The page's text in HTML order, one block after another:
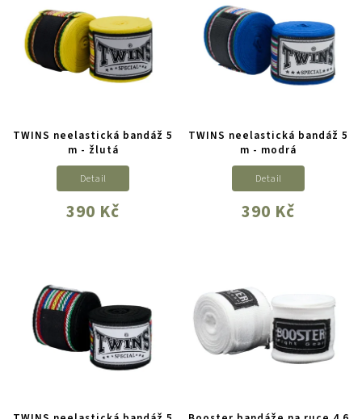
TWINS neelastická bandáž 5
m - žlutá
390 Kč
Detail
TWINS neelastická bandáž 5
m - modrá
390 Kč
Detail